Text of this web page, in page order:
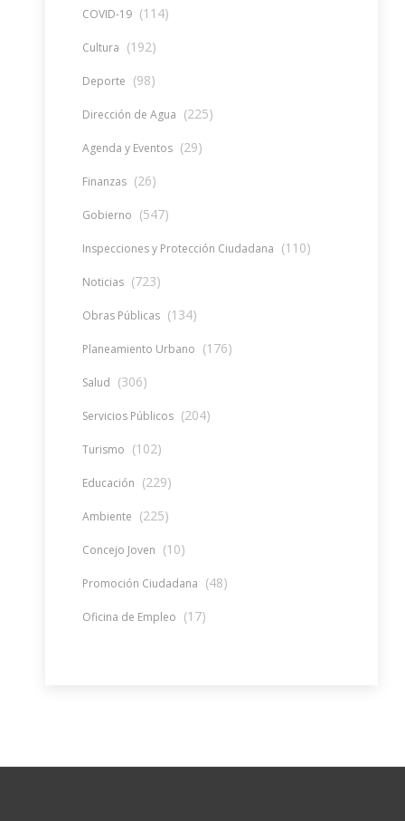
COVID-19 (114)
Cultura (192)
Deporte (98)
Dirección de Agua (225)
Agenda y Eventos (29)
Finanzas (26)
Gobierno (547)
Inspecciones y Protección Ciudadana (110)
Noticias (723)
Obras Públicas (134)
Planeamiento Urbano (176)
Salud (306)
Servicios Públicos (204)
Turismo (102)
Educación (229)
Ambiente (225)
Concejo Joven (10)
Promoción Ciudadana (48)
Oficina de Empleo (17)